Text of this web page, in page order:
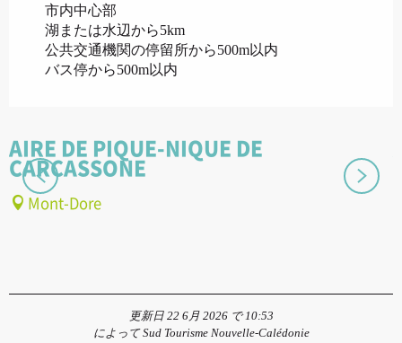
市内中心部
湖または水辺から5km
公共交通機関の停留所から500m以内
バス停から500m以内
AIRE DE PIQUE-NIQUE DE
CARCASSONE
Mont-Dore
更新日 22 6月 2026 で 10:53
によって Sud Tourisme Nouvelle-Calédonie